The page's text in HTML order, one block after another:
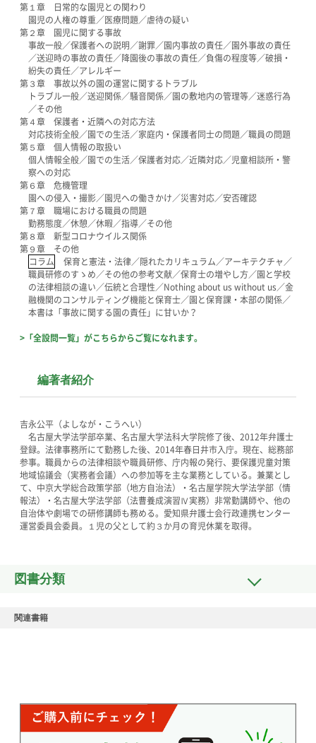
第１章 日常的な園児との関わり
園児の人権の尊重／医療問題／虐待の疑い
第２章 園児に関する事故
事故一般／保護者への説明／謝罪／園内事故の責任／園外事故の責任
／送迎時の事故の責任／降園後の事故の責任／負傷の程度等／破損・
紛失の責任／アレルギー
第３章 事故以外の園の運営に関するトラブル
トラブル一般／送迎関係／騒音関係／園の敷地内の管理等／迷惑行為
／その他
第４章 保護者・近隣への対応方法
対応技術全般／園での生活／家庭内・保護者同士の問題／職員の問題
第５章 個人情報の取扱い
個人情報全般／園での生活／保護者対応／近隣対応／児童相談所・警
察への対応
第６章 危機管理
園への侵入・撮影／園児への働きかけ／災害対応／安否確認
第７章 職場における職員の問題
勤務態度／休憩／休暇／指導／その他
第８章 新型コロナウイルス関係
第９章 その他
コラム
保育と憲法・法律／隠れたカリキュラム／アーキテクチャ／
職員研修のすゝめ／その他の参考文献／保育士の増やし方／園と学校
の法律相談の違い／伝統と合理性／Nothing about us without us／金
融機関のコンサルティング機能と保育士／園と保育課・本部の関係／
本書は「事故に関する園の責任」に甘いか？
>「全設問一覧」がこちらからご覧になれます。
編著者紹介
吉永公平（よしなが・こうへい）
名古屋大学法学部卒業、名古屋大学法科大学院修了後、2012年弁護士
登録。法律事務所にて勤務した後、2014年春日井市入庁。現在、総務部
参事。職員からの法律相談や職員研修、庁内報の発行、要保護児童対策
地域協議会（実務者会議）への参加等を主な業務としている。兼業とし
て、中京大学総合政策学部（地方自治法）・名古屋学院大学法学部（情
報法）・名古屋大学法学部（法曹養成演習Ⅳ実務）非常勤講師や、他の
自治体や劇場での研修講師も務める。愛知県弁護士会行政連携センター
運営委員会委員。１児の父として約３か月の育児休業を取得。
図書分類
関連書籍